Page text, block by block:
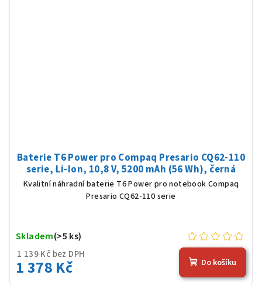
Baterie T6 Power pro Compaq Presario CQ62-110
serie, Li-Ion, 10,8 V, 5200 mAh (56 Wh), černá
Kvalitní náhradní baterie T6 Power pro notebook Compaq
Presario CQ62-110 serie
1 139 Kč bez DPH
1 378 Kč
Skladem(>5 ks)
Do košíku